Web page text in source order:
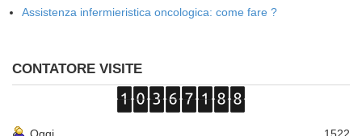
Assistenza infermieristica oncologica: come fare ?
CONTATORE VISITE